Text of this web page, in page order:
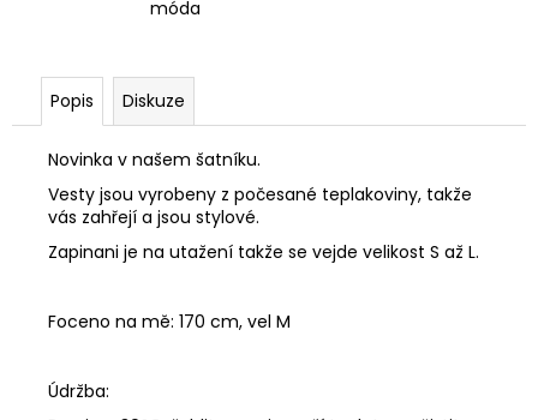
móda
Popis Diskuze
Novinka v našem šatníku.
Vesty jsou vyrobeny z počesané teplakoviny, takže
vás zahřejí a jsou stylové.
Zapinani je na utažení takže se vejde velikost S až L.
Foceno na mě: 170 cm, vel M
Údržba: